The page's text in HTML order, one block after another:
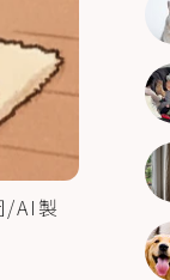
/AI製